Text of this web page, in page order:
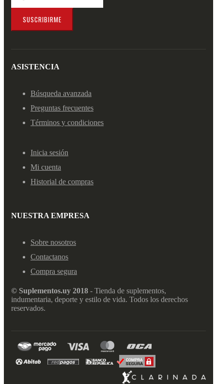
SUSCRIBIRME
ASISTENCIA
Búsqueda avanzada
Preguntas frecuentes
Términos y condiciones
Inicia sesión
Mi cuenta
Historial de compras
NUESTRA EMPRESA
Sobre nosotros
Contactanos
Compra segura
© Suplementos.uy 2018 - Tienda de suplementos,
indumentaria, deporte y estilo de vida. Todos los derechos
reservados.